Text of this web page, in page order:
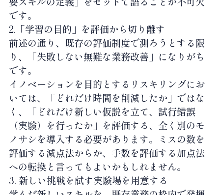
です。
2.「学習の目的」を評価から切り離す
前述の通り、既存の評価制度で測ろうとする限
り、「失敗しない無難な業務改善」になりがち
です。
イノベーションを目的とするリスキリングにお
いては、「どれだけ時間を削減したか」ではな
く、「どれだけ新しい仮説を立て、試行錯誤
（実験）を行ったか」を評価する、全く別のモ
ノサシを導入する必要があります。ミスの数を
評価する減点法からか、手数を評価する加点法
への転換と言ってもよいかもしれません。
3. 新しい挑戦を試す実験場を用意する